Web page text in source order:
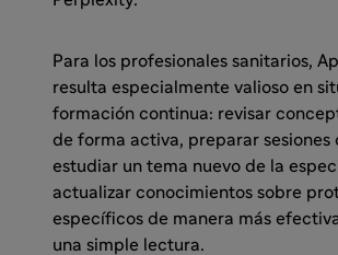
Para los profesionales sanitarios,
resulta especialmente valioso en
formación continua: revisar
de forma activa, preparar sesiones
estudiar un tema nuevo de la
actualizar conocimientos sobre
específicos de manera más
una simple lectura.